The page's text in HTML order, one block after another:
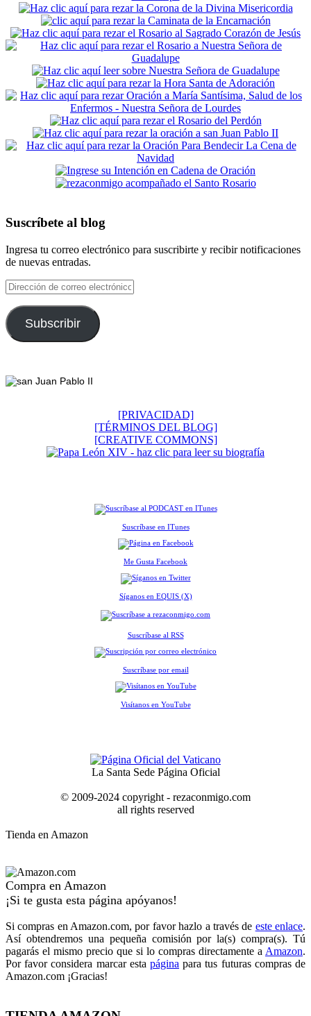
Suscríbete al blog
Ingresa tu correo electrónico para suscribirte y recibir notificaciones
de nuevas entradas.
Dirección
de
correo
electrónico
Subscribir
[PRIVACIDAD]
[TÉRMINOS DEL BLOG]
[CREATIVE COMMONS]
Suscríbase en ITunes
Me Gusta Facebook
Síganos en EQUIS (X)
Suscríbase al RSS
Suscríbase por email
Visítanos en YouTube
La Santa Sede Página Oficial
© 2009-2024 copyright - rezaconmigo.com
all rights reserved
Tienda en Amazon
Compra en Amazon
¡Si te gusta esta página apóyanos!
Si compras en Amazon.com, por favor hazlo a través de este enlace.
Así obtendremos una pequeña comisión por la(s) compra(s). Tú
pagarás el mismo precio que si lo compras directamente a Amazon.
Por favor considera marcar esta página para tus futuras compras de
Amazon.com ¡Gracias!